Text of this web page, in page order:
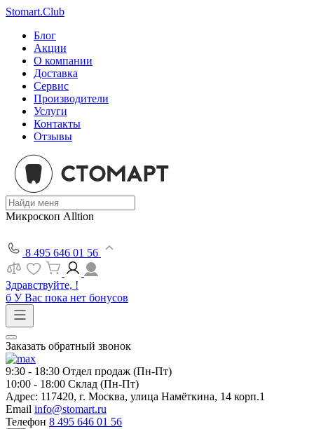
Stomart.Club
Блог
Акции
О компании
Доставка
Сервис
Производители
Услуги
Контакты
Отзывы
Микроскоп Alltion
8 495 646 01 56
Здравствуйте, !
б У Вас пока нет бонусов
Заказать обратный звонок
9:30 - 18:30 Отдел продаж (Пн-Пт)
10:00 - 18:00 Склад (Пн-Пт)
Адрес: 117420, г. Москва, улица Намёткина, 14 корп.1
Email info@stomart.ru
Телефон 8 495 646 01 56